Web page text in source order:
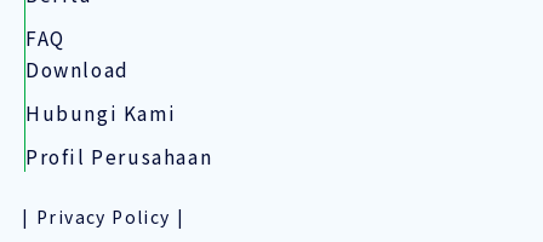
FAQ
Download
Hubungi Kami
Profil Perusahaan
Privacy Policy